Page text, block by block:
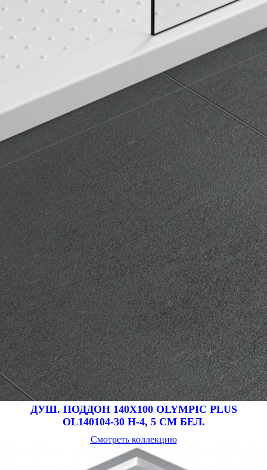
ДУШ. ПОДДОН 140X100 OLYMPIC PLUS
OL140104-30 H-4, 5 CM БЕЛ.
Смотреть коллекцию